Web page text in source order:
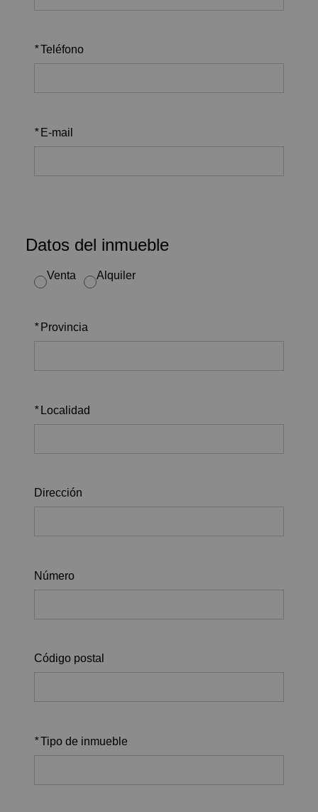
*Teléfono
* E-mail
Datos del inmueble
Venta Alquiler
* Provincia
* Localidad
Dirección
Número
Código postal
*Tipo de inmueble